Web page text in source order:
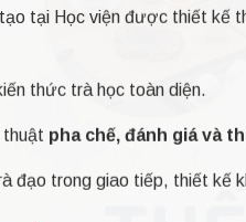
tại Học viện được thiết kế
thức trà học toàn diện.
thuật pha chế, đánh giá và
đạo trong giao tiếp, thiết kế